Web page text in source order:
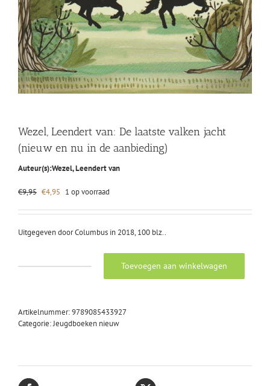
Wezel, Leendert van: De laatste valken jacht
(nieuw en nu in de aanbieding)
Auteur(s):Wezel, Leendert van
€9,95 Oorspronkelijke
was:
€4,95 Huidige
is:
1 op voorraad
Uitgegeven door Columbus in 2018, 100 blz..
laatste
valken
en
Toevoegen aan winkelwagen
Artikelnummer:9789085433927
Categorie:Jeugdboeken nieuw